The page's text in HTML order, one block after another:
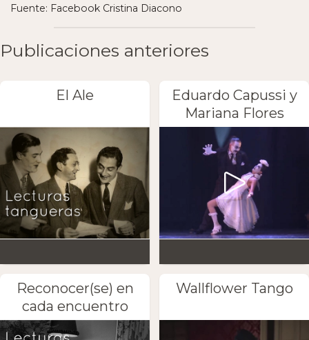
Fuente: Facebook Cristina Diacono
Publicaciones anteriores
El Ale
Eduardo Capussi y
Mariana Flores
Reconocer(se) en
cada encuentro
Wallflower Tango